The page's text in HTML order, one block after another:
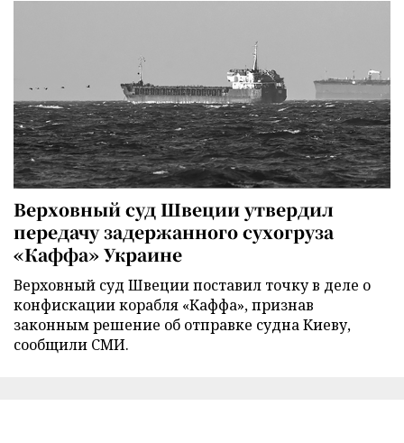
Верховный суд Швеции утвердил
передачу задержанного сухогруза
«Каффа» Украине
Верховный суд Швеции поставил точку в деле о
конфискации корабля «Каффа», признав
законным решение об отправке судна Киеву,
сообщили СМИ.